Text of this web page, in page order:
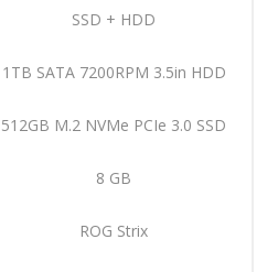
SSD + HDD
1TB SATA 7200RPM 3.5in HDD
512GB M.2 NVMe PCIe 3.0 SSD
8 GB
ROG Strix